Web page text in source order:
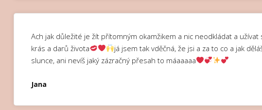
Ach jak důležité je žít přítomným okamžikem a nic neodkládat a užívat
krás a darů života
já jsem tak vděčná, že jsi a za to co a jak
slunce, ani nevíš jaký zázračný přesah to máaaaaa
Jana